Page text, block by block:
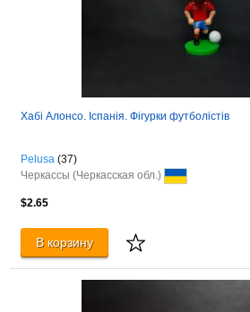
Хабі Алонсо. Іспанія. Фігурки футболістів
Pelusa (37)
Черкассы (Черкасская обл.)
$2.65
В корзину